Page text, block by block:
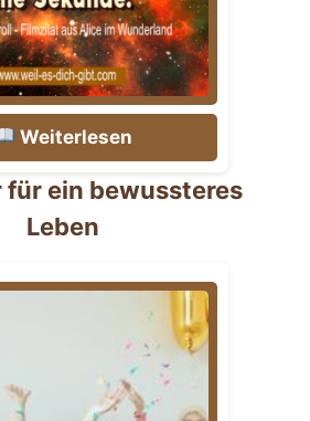
Weiterlesen
für ein bewussteres
Leben